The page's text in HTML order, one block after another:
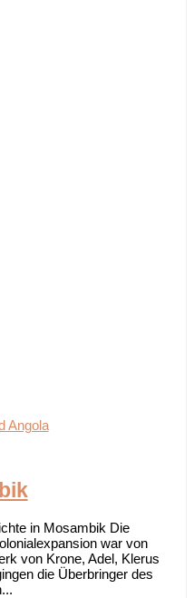
Angola
in Mosambik Die
war von
von Krone, Adel, Klerus
die Überbringer des